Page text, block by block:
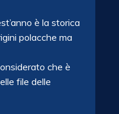
è la storica
polacche ma
che è
file delle